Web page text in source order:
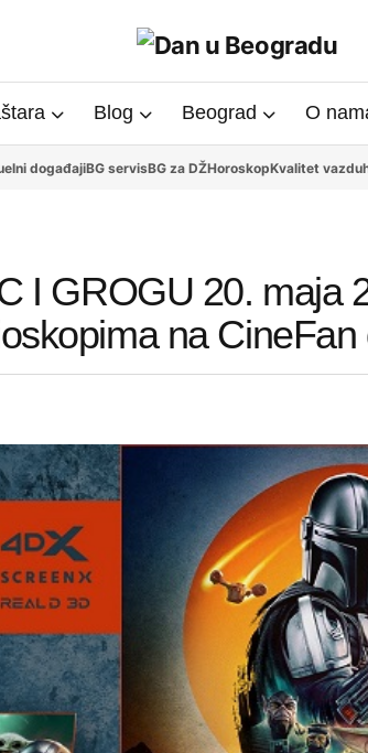
Blog Beograd O
događajiBG servisBG za DŽHoroskopKvalitet
I GROGU 20. maja
na CineFan